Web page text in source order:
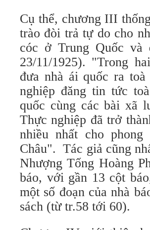
Cụ thể, chương III
trào đòi trả tự do cho
cóc ở Trung Quốc
23/11/1925). "Trong
đưa nhà ái quốc ra
nghiệp đăng tin tức
quốc cùng các bài xã
Thực nghiệp đã trở
nhiều nhất cho
Châu". Tác giả cũng
Nhượng Tống Hoàng
báo, với gần 13 cột
một số đoạn của nhà
sách (từ tr.58 tới 60).